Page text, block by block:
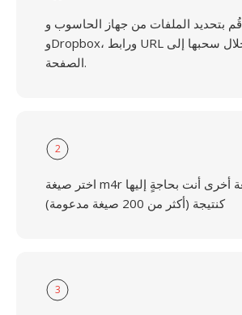
قُم بتحديد الملفات من جهاز الحاسوب وGoogle Drive
وDropbox، ورابط URL أو من خلال سحبها إلى
الصفحة.
2
اختر صيغة m4r أو أية صيغة أخرى أنت بحاجةٍ إليها
كنتيجة (أكثر من 200 صيغة مدعومة)
3